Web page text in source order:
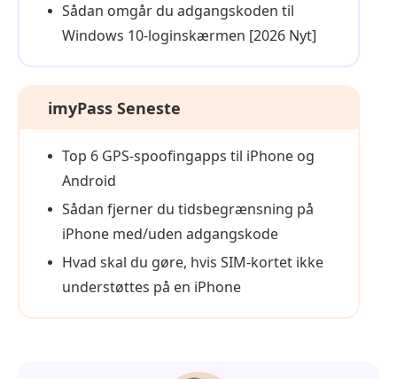
Sådan omgår du adgangskoden til
Windows 10-loginskærmen [2026 Nyt]
imyPass Seneste
Top 6 GPS-spoofingapps til iPhone og
Android
Sådan fjerner du tidsbegrænsning på
iPhone med/uden adgangskode
Hvad skal du gøre, hvis SIM-kortet ikke
understøttes på en iPhone